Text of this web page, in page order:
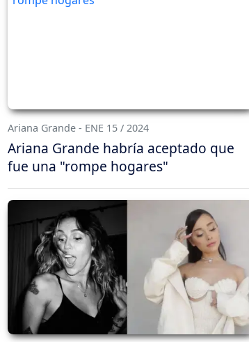
Ariana Grande - ENE 15 / 2024
Ariana Grande habría aceptado que
fue una "rompe hogares"